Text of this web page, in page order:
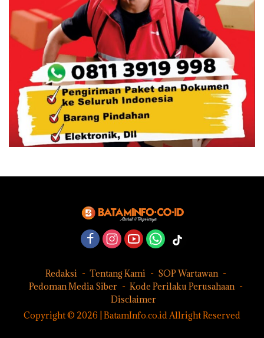
Redaksi Tentang Kami
SOP Wartawan
Pedoman Media Siber
Kode Perilaku Perusahaan
Disclaimer
Copyright © 2026 | BatamInfo.co.id Allright Reserved